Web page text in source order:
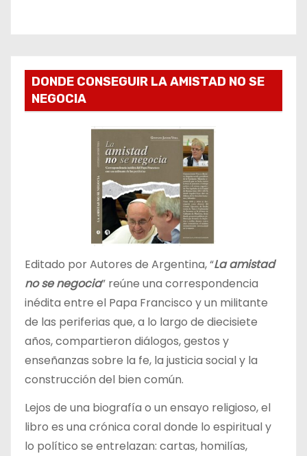
DONDE CONSEGUIR LA AMISTAD NO SE
NEGOCIA
Editado por Autores de Argentina, “La amistad
no se negocia” reúne una correspondencia
inédita entre el Papa Francisco y un militante
de las periferias que, a lo largo de diecisiete
años, compartieron diálogos, gestos y
enseñanzas sobre la fe, la justicia social y la
construcción del bien común.
Lejos de una biografía o un ensayo religioso, el
libro es una crónica coral donde lo espiritual y
lo político se entrelazan: cartas, homilías,